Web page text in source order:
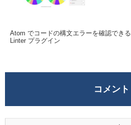
Atom でコードの構文エラーを確認できる
Linter プラグイン
コメント